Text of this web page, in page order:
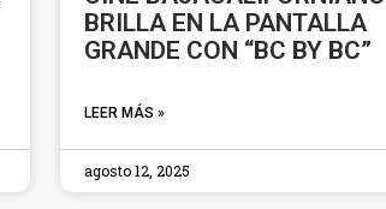
BRILLA EN LA PANTALLA
GRANDE CON “BC BY BC”
LEER MÁS »
agosto 12, 2025